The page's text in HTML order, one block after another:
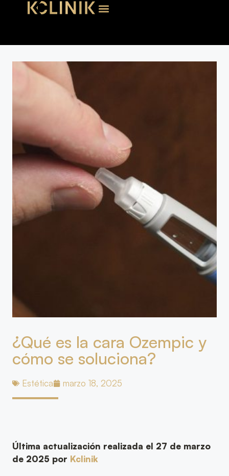
¿Qué es la cara Ozempic y
cómo se soluciona?
Estética marzo 18, 2025
Última actualización realizada el 27 de marzo
de 2025 por Kclinik